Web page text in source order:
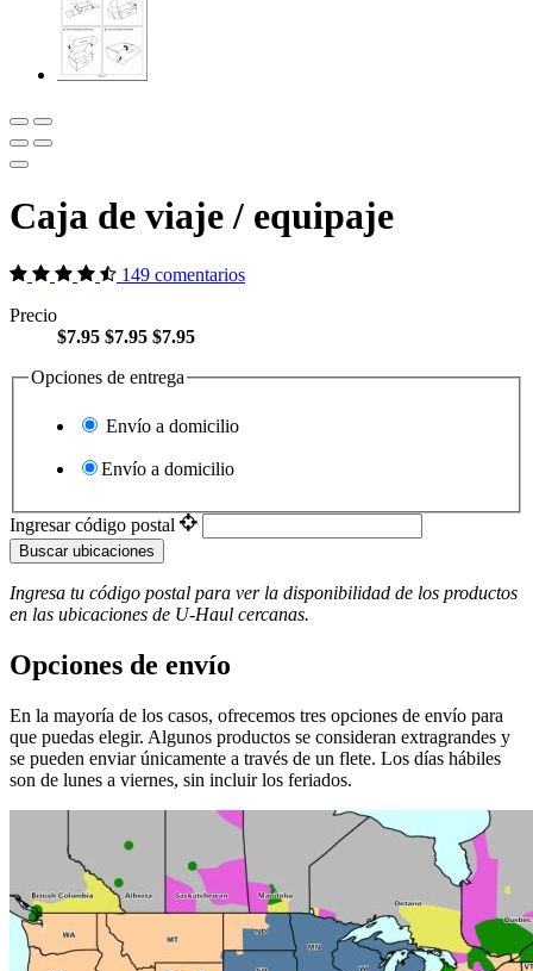
Caja de viaje / equipaje
149 comentarios
Precio
$7.95 $7.95 $7.95
Opciones de entrega
Envío a domicilio
Envío a domicilio
Ingresar código postal
Buscar ubicaciones
Ingresa tu código postal para ver la disponibilidad de los productos
en las ubicaciones de U-Haul ​​​​​​​ cercanas.
Opciones de envío
En la mayoría de los casos, ofrecemos tres opciones de envío para
que puedas elegir. Algunos productos se consideran extragrandes y
se pueden enviar únicamente a través de un flete. Los días hábiles
son de lunes a viernes, sin incluir los feriados.